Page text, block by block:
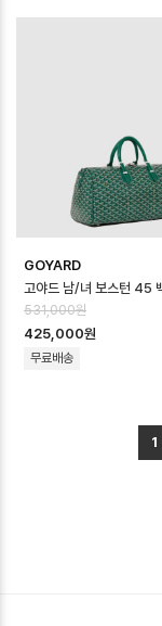
GOYARD
531,000원
425,000원
무료배송
1